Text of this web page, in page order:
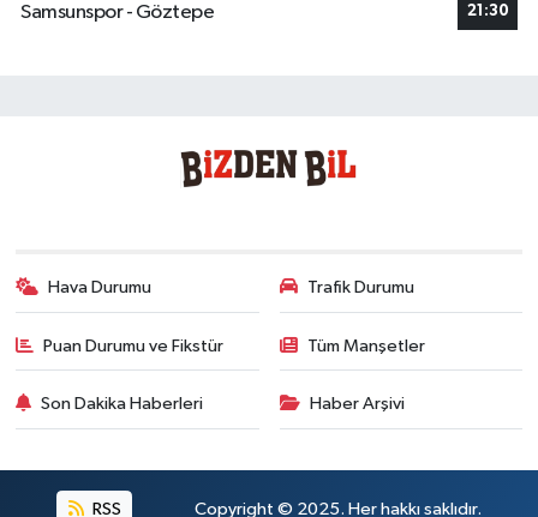
Samsunspor - Göztepe
21:30
Hava Durumu Trafik Durumu
Puan Durumu ve Fikstür Tüm Manşetler
Son Dakika Haberleri Haber Arşivi
RSS Copyright © 2025. Her hakkı saklıdır.